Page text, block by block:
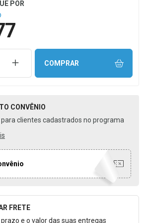
UNIDADEAUMENTAR UMA UNIDADE
COMPRAR
CONVÊNIO
para clientes cadastrados no programa
Calcular o Frete
FRETE
prazo e o valor das suas entregas